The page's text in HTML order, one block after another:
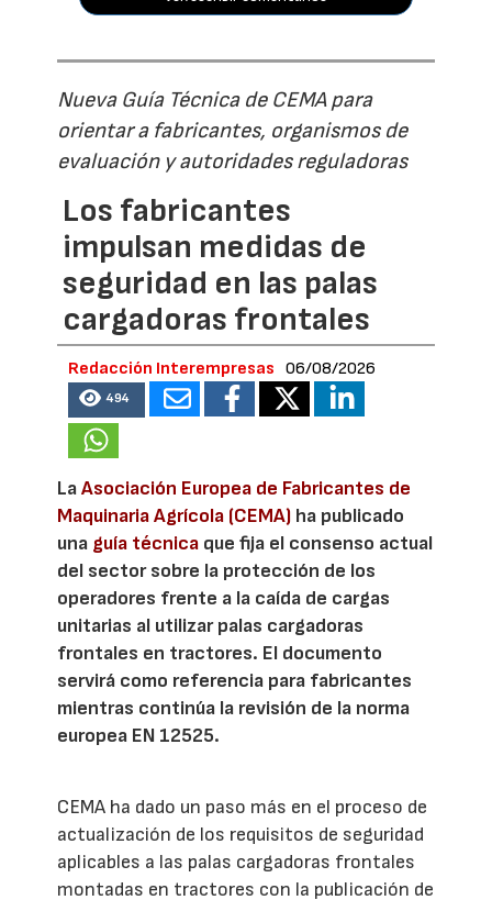
Nueva Guía Técnica de CEMA para
orientar a fabricantes, organismos de
evaluación y autoridades reguladoras
Los fabricantes
impulsan medidas de
seguridad en las palas
cargadoras frontales
Redacción Interempresas 06/08/2026
494
LaAsociación Europea de Fabricantes de
Maquinaria Agrícola (CEMA) ha publicado
una guía técnica que fija el consenso actual
del sector sobre la protección de los
operadores frente a la caída de cargas
unitarias al utilizar palas cargadoras
frontales en tractores. El documento
servirá como referencia para fabricantes
mientras continúa la revisión de la norma
europea EN 12525.
CEMA ha dado un paso más en el proceso de
actualización de los requisitos de seguridad
aplicables a las palas cargadoras frontales
montadas en tractores con la publicación de